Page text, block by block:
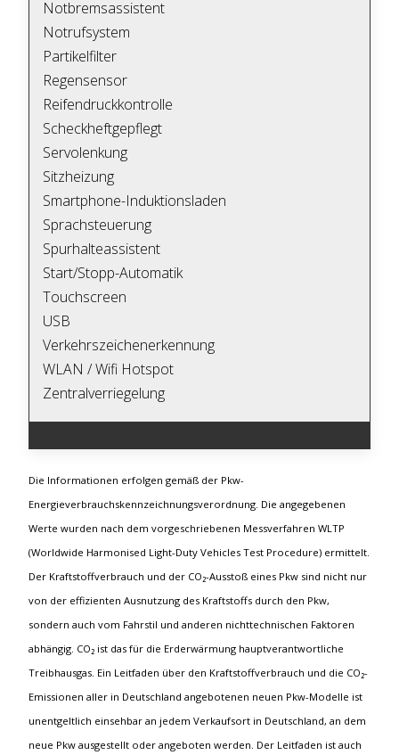
Notbremsassistent
Notrufsystem
Partikelfilter
Regensensor
Reifendruckkontrolle
Scheckheftgepflegt
Servolenkung
Sitzheizung
Smartphone-Induktionsladen
Sprachsteuerung
Spurhalteassistent
Start/Stopp-Automatik
Touchscreen
USB
Verkehrszeichenerkennung
WLAN / Wifi Hotspot
Zentralverriegelung
Die Informationen erfolgen gemäß der Pkw-
Energieverbrauchskennzeichnungsverordnung. Die angegebenen
Werte wurden nach dem vorgeschriebenen Messverfahren WLTP
(Worldwide Harmonised Light-Duty Vehicles Test Procedure) ermittelt.
Der Kraftstoffverbrauch und der CO₂-Ausstoß eines Pkw sind nicht nur
von der effizienten Ausnutzung des Kraftstoffs durch den Pkw,
sondern auch vom Fahrstil und anderen nichttechnischen Faktoren
abhängig. CO₂ ist das für die Erderwärmung hauptverantwortliche
Treibhausgas. Ein Leitfaden über den Kraftstoffverbrauch und die CO₂-
Emissionen aller in Deutschland angebotenen neuen Pkw-Modelle ist
unentgeltlich einsehbar an jedem Verkaufsort in Deutschland, an dem
neue Pkw ausgestellt oder angeboten werden. Der Leitfaden ist auch